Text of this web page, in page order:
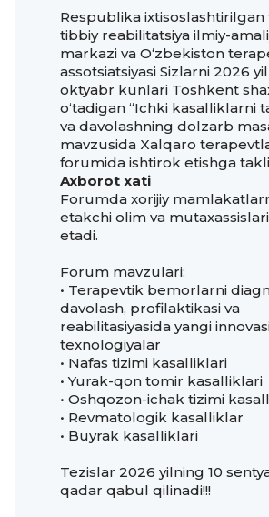
Respublika ixtisoslashtirilgan
tibbiy reabilitatsiya ilmiy-
markazi va O‘zbekiston
assotsiatsiyasi Sizlarni 2026 yil
oktyabr kunlari Toshkent
o‘tadigan “Ichki kasalliklarni
va davolashning dolzarb
mavzusida Xalqaro
forumida ishtirok etishga
Axborot xati
Forumda xorijiy
etakchi olim va
etadi.
Forum mavzulari:
• Terapevtik bemorlarni
davolash, profilaktikasi va
reabilitasiyasida yangi
texnologiyalar
• Nafas tizimi kasalliklari
• Yurak-qon tomir kasalliklari
• Oshqozon-ichak tizimi
• Revmatologik kasalliklar
• Buyrak kasalliklari
Tezislar 2026 yilning 10
qadar qabul qilinadi!!!